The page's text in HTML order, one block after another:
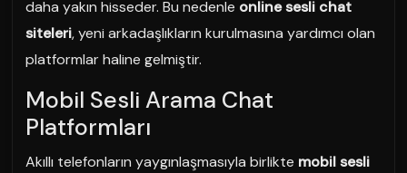
daha yakın hisseder. Bu nedenle online sesli chat
siteleri, yeni arkadaşlıkların kurulmasına yardımcı olan
platformlar haline gelmiştir.
Mobil Sesli Arama Chat
Platformları
Akıllı telefonların yaygınlaşmasıyla birlikte mobil sesli